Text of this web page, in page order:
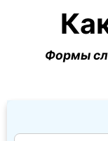
Формы